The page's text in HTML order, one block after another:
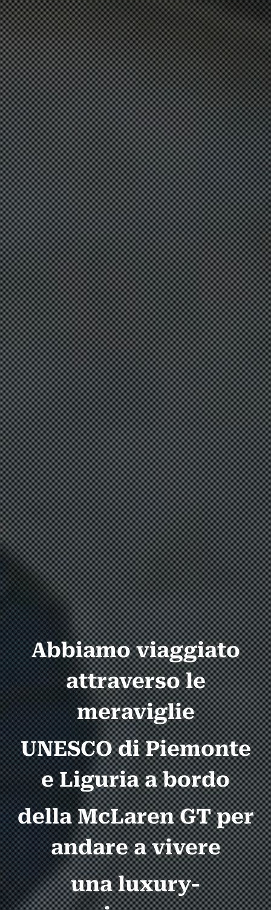
Abbiamo viaggiato
attraverso le
meraviglie
UNESCO di Piemonte
e Liguria a bordo
della McLaren GT per
andare a vivere
una luxury-